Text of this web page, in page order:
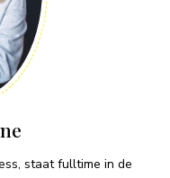
staat fulltime in de